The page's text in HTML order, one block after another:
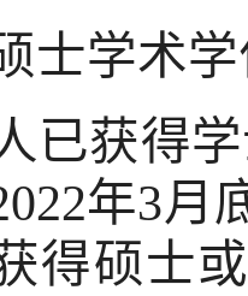
士学术
已获得
年3月
得硕士